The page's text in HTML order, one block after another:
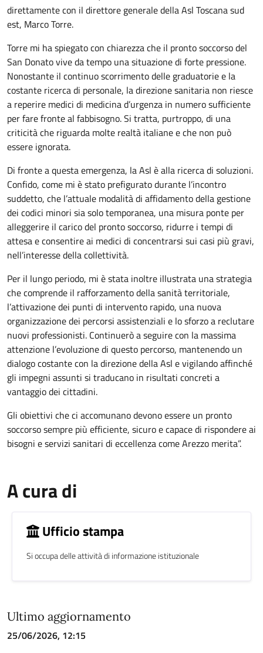
direttamente con il direttore generale della Asl Toscana sud
est, Marco Torre.
Torre mi ha spiegato con chiarezza che il pronto soccorso del
San Donato vive da tempo una situazione di forte pressione.
Nonostante il continuo scorrimento delle graduatorie e la
costante ricerca di personale, la direzione sanitaria non riesce
a reperire medici di medicina d’urgenza in numero sufficiente
per fare fronte al fabbisogno. Si tratta, purtroppo, di una
criticità che riguarda molte realtà italiane e che non può
essere ignorata.
Di fronte a questa emergenza, la Asl è alla ricerca di soluzioni.
Confido, come mi è stato prefigurato durante l’incontro
suddetto, che l’attuale modalità di affidamento della gestione
dei codici minori sia solo temporanea, una misura ponte per
alleggerire il carico del pronto soccorso, ridurre i tempi di
attesa e consentire ai medici di concentrarsi sui casi più gravi,
nell’interesse della collettività.
Per il lungo periodo, mi è stata inoltre illustrata una strategia
che comprende il rafforzamento della sanità territoriale,
l’attivazione dei punti di intervento rapido, una nuova
organizzazione dei percorsi assistenziali e lo sforzo a reclutare
nuovi professionisti. Continuerò a seguire con la massima
attenzione l’evoluzione di questo percorso, mantenendo un
dialogo costante con la direzione della Asl e vigilando affinché
gli impegni assunti si traducano in risultati concreti a
vantaggio dei cittadini.
Gli obiettivi che ci accomunano devono essere un pronto
soccorso sempre più efficiente, sicuro e capace di rispondere ai
bisogni e servizi sanitari di eccellenza come Arezzo merita”.
A cura di
Ufficio stampa
Si occupa delle attività di informazione istituzionale
Ultimo aggiornamento
25/06/2026, 12:15